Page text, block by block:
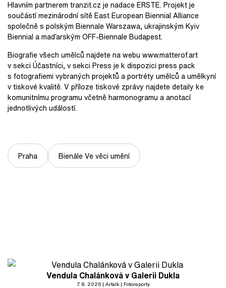
Hlavním partnerem tranzit.cz je nadace ERSTE. Projekt je
součástí mezinárodní sítě East European Biennial Alliance
společně s polským Biennale Warszawa, ukrajinským Kyiv
Biennial a maďarským OFF-Biennale Budapest.
Biografie všech umělců najdete na webu www.matterof.art
v sekci Účastníci, v sekci Press je k dispozici press pack
s fotografiemi vybraných projektů a portréty umělců a umělkyní
v tiskové kvalitě. V příloze tiskové zprávy najdete detaily ke
komunitnímu programu včetně harmonogramu a anotací
jednotlivých událostí.
Praha Bienále Ve věci umění
Vendula Chalánková v Galerii Dukla
7. 8. 2026 Artalk Fotoreporty